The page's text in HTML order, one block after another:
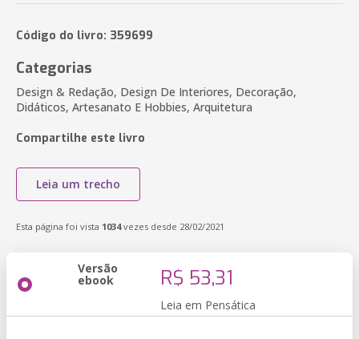
Código do livro: 359699
Categorias
Design & Redação, Design De Interiores, Decoração,
Didáticos, Artesanato E Hobbies, Arquitetura
Compartilhe este livro
Leia um trecho
Esta página foi vista 1034vezes desde 28/02/2021
Versão
ebook R$ 53,31
Leia em Pensática